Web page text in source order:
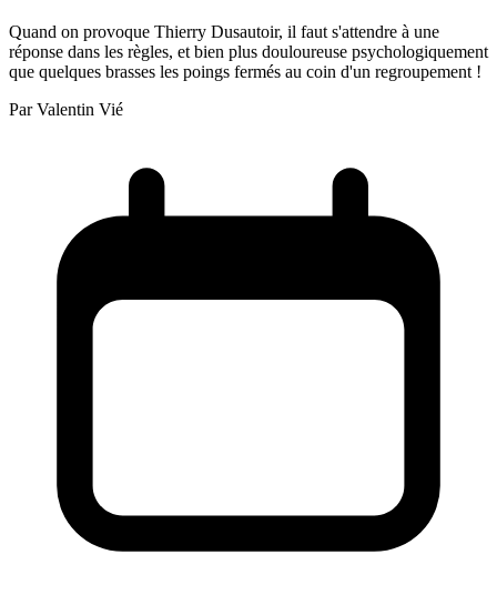
Quand on provoque Thierry Dusautoir, il faut s'attendre à une
réponse dans les règles, et bien plus douloureuse psychologiquement
que quelques brasses les poings fermés au coin d'un regroupement !
Par Valentin Vié